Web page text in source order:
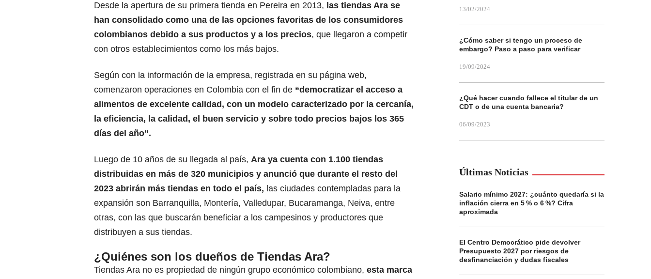
Desde la apertura de su primera tienda en Pereira en 2013, las tiendas Ara se
han consolidado como una de las opciones favoritas de los consumidores
colombianos debido a sus productos y a los precios, que llegaron a competir
con otros establecimientos como los más bajos.
Según con la información de la empresa, registrada en su página web,
comenzaron operaciones en Colombia con el fin de “democratizar el acceso a
alimentos de excelente calidad, con un modelo caracterizado por la cercanía,
la eficiencia, la calidad, el buen servicio y sobre todo precios bajos los 365
días del año”.
Luego de 10 años de su llegada al país, Ara ya cuenta con 1.100 tiendas
distribuidas en más de 320 municipios y anunció que durante el resto del
2023 abrirán más tiendas en todo el país, las ciudades contempladas para la
expansión son Barranquilla, Montería, Valledupar, Bucaramanga, Neiva, entre
otras, con las que buscarán beneficiar a los campesinos y productores que
distribuyen a sus tiendas.
¿Quiénes son los dueños de Tiendas Ara?
Tiendas Ara no es propiedad de ningún grupo económico colombiano, esta marca
13/02/2024
¿Cómo saber si tengo un proceso de
embargo? Paso a paso para verificar
19/09/2024
¿Qué hacer cuando fallece el titular de un
CDT o de una cuenta bancaria?
06/09/2023
Últimas Noticias
Salario mínimo 2027: ¿cuánto quedaría si la
inflación cierra en 5 % o 6 %? Cifra
aproximada
El Centro Democrático pide devolver
Presupuesto 2027 por riesgos de
desfinanciación y dudas fiscales